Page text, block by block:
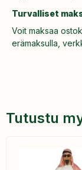
Turvalliset
Voit maksaa
erämaksulla,
Tutustu